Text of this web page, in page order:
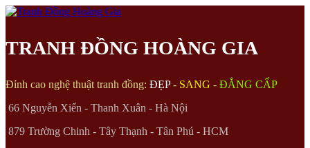
TRANH ĐỒNG HOÀNG GIA
Đỉnh cao nghệ thuật tranh đồng: ĐẸP- SANG - ĐẲNG CẤP
66 Nguyễn Xiển - Thanh Xuân - Hà Nội
879 Trường Chinh - Tây Thạnh - Tân Phú - HCM